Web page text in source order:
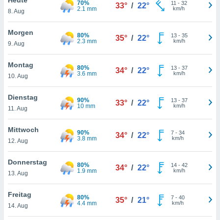
oder
Partner
es uns
das
der
Profil zu
Ihnen
finden
. Sie
jederzeit
Rand
8. Aug
70%
2.1 mm
33° / 22° 11 - 32
km/h
Morgen
9. Aug
80%
2.3 mm
35° / 22° 13- 35
km/h
Montag
10. Aug
80%
3.6 mm
34° / 22° 13- 37
km/h
Dienstag
11. Aug
90%
10 mm
33° / 22° 13- 37
km/h
Mittwoch
12. Aug
90%
3.8 mm
34° / 22° 7- 34
km/h
Donnerstag
13. Aug
80%
1.9 mm
34° / 22° 14- 42
km/h
Freitag
14. Aug
80%
4.4 mm
35° / 21° 7- 40
km/h